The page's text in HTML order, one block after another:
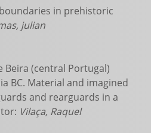
in prehistoric
julian
(central Portugal)
BC. Material and imagined
and rearguards in a
Vilaça, Raquel